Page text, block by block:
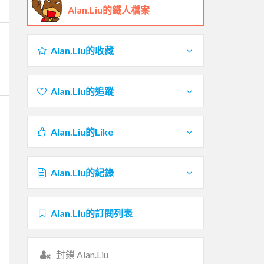
Alan.Liu的鐵人檔案
Alan.Liu的收藏
Alan.Liu的追蹤
Alan.Liu的Like
Alan.Liu的紀錄
Alan.Liu的訂閱列表
封鎖 Alan.Liu